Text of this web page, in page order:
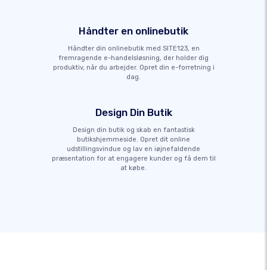
Håndter en onlinebutik
Håndter din onlinebutik med SITE123, en
fremragende e-handelsløsning, der holder dig
produktiv, når du arbejder. Opret din e-forretning i
dag.
Design Din Butik
Design din butik og skab en fantastisk
butikshjemmeside. Opret dit online
udstillingsvindue og lav en iøjnefaldende
præsentation for at engagere kunder og få dem til
at købe.